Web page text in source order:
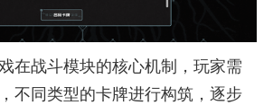
在战斗模块的核心机制，玩家需
不同类型的卡牌进行构筑，逐步